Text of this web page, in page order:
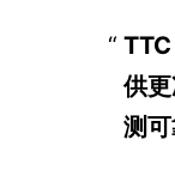
供
测可